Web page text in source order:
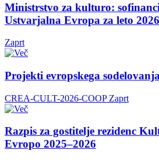
Ministrstvo za kulturo:
Ustvarjalna Evropa za leto 2026
Zaprt
Projekti evropskega
CREA-CULT-2026-COOP Zaprt
Razpis za gostitelje rezidenc
Evropo 2025–2026